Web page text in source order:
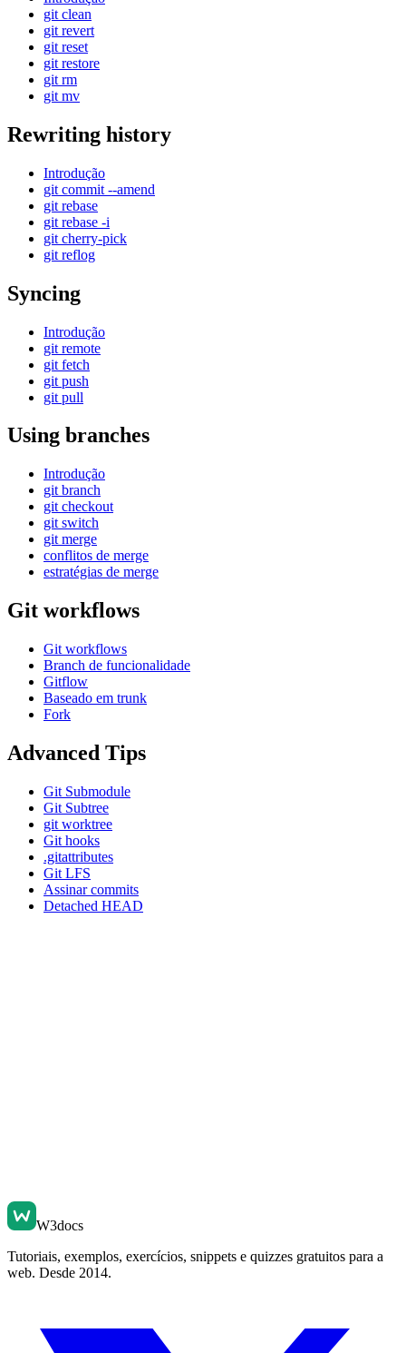
git clean
git revert
git reset
git restore
git rm
git mv
Rewriting history
Introdução
git commit --amend
git rebase
git rebase -i
git cherry-pick
git reflog
Syncing
Introdução
git remote
git fetch
git push
git pull
Using branches
Introdução
git branch
git checkout
git switch
git merge
conflitos de merge
estratégias de merge
Git workflows
Git workflows
Branch de funcionalidade
Gitflow
Baseado em trunk
Fork
Advanced Tips
Git Submodule
Git Subtree
git worktree
Git hooks
.gitattributes
Git LFS
Assinar commits
Detached HEAD
W3docs
Tutoriais, exemplos, exercícios, snippets e quizzes gratuitos para a
web. Desde 2014.